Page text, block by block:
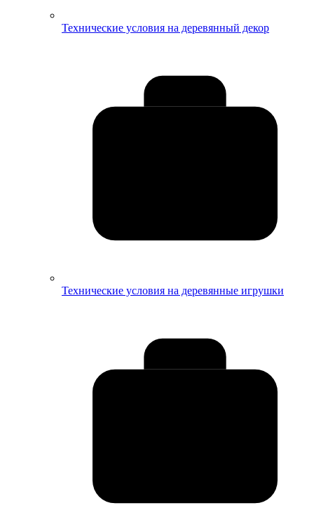
Технические условия на деревянный декор
Технические условия на деревянные игрушки